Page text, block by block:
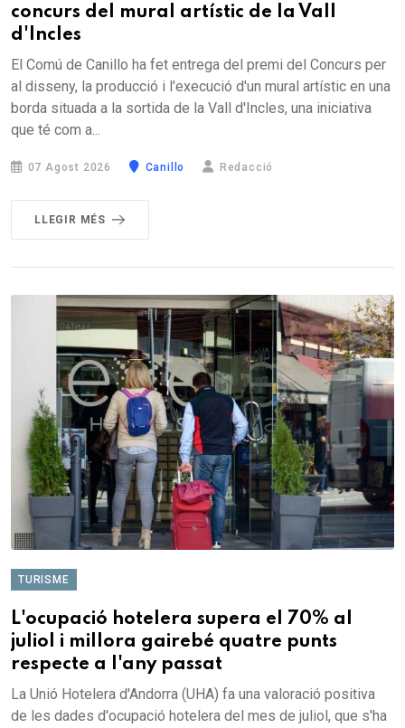
concurs del mural artístic de la Vall
d'Incles
El Comú de Canillo ha fet entrega del premi del Concurs per
al disseny, la producció i l'execució d'un mural artístic en una
borda situada a la sortida de la Vall d'Incles, una iniciativa
que té com a...
07 Agost 2026 Canillo Redacció
LLEGIR MÉS
TURISME
L'ocupació hotelera supera el 70% al
juliol i millora gairebé quatre punts
respecte a l'any passat
La Unió Hotelera d'Andorra (UHA) fa una valoració positiva
de les dades d'ocupació hotelera del mes de juliol, que s'ha